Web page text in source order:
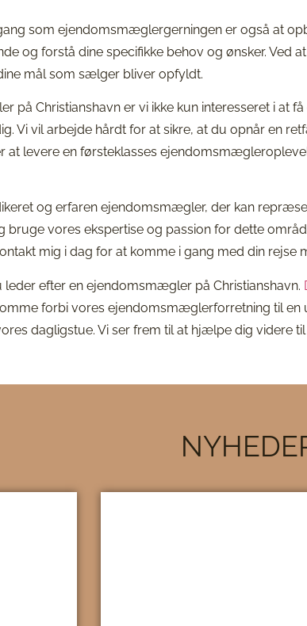
som ejendomsmæglergerningen er også at
og forstå dine specifikke behov og ønsker. Ved
mål som sælger bliver opfyldt.
på Christianshavn er vi ikke kun interesseret i at
Vi vil arbejde hårdt for at sikre, at du opnår en
at levere en førsteklasses
og erfaren ejendomsmægler, der kan
bruge vores ekspertise og passion for dette
mig i dag for at komme i gang med din rejse
leder efter en ejendomsmægler på Christianshavn.
forbi vores ejendomsmæglerforretning til en
dagligstue. Vi ser frem til at hjælpe dig videre